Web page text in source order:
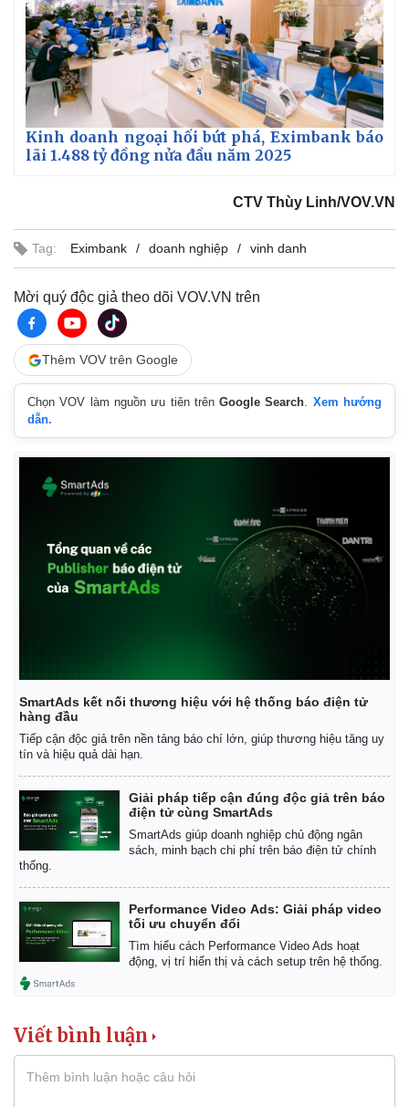
Pháp luật
Vụ án
Tin nóng
Quân sự - Quốc phòng
Vũ khí
Kinh doanh ngoại hối bứt phá, Eximbank báo
lãi 1.488 tỷ đồng nửa đầu năm 2025
CTV Thùy Linh/VOV.VN
Tag: Eximbank doanh nghiệp vinh danh
Mời quý độc giả theo dõi VOV.VN trên
Thêm VOV trên Google
Chọn VOV làm nguồn ưu tiên trênGoogle Search. Xem hướng
dẫn.
SmartAds kết nối thương hiệu với hệ thống báo điện tử
hàng đầu
Tiếp cận độc giả trên nền tảng báo chí lớn, giúp thương hiệu tăng uy
tín và hiệu quả dài hạn.
Giải pháp tiếp cận đúng độc giả trên báo
điện tử cùng SmartAds
SmartAds giúp doanh nghiệp chủ động ngân
sách, minh bạch chi phí trên báo điện tử chính
thống.
Performance Video Ads: Giải pháp video
tối ưu chuyển đổi
Tìm hiểu cách Performance Video Ads hoạt
động, vị trí hiển thị và cách setup trên hệ thống.
Viết bình luận